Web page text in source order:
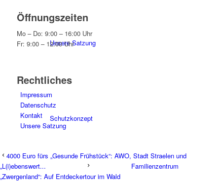
Unsere Satzung
Schutzkonzept
Öffnungszeiten
Mo – Do: 9:00 – 16:00 Uhr
Fr: 9:00 – 12:00 Uhr
Rechtliches
Impressum
Datenschutz
Kontakt
Unsere Satzung
4000 Euro fürs „Gesunde Frühstück“: AWO, Stadt Straelen und
„L(i)ebenswert...
Familienzentrum
„Zwergenland“: Auf Entdeckertour im Wald